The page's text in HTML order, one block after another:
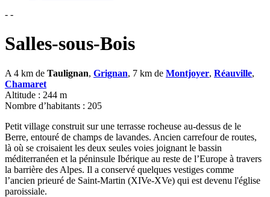
- -
Salles-sous-Bois
A 4 km de Taulignan, Grignan, 7 km de Montjoyer, Réauville,
Chamaret
Altitude : 244 m
Nombre d’habitants : 205
Petit village construit sur une terrasse rocheuse au-dessus de le
Berre, entouré de champs de lavandes. Ancien carrefour de routes,
là où se croisaient les deux seules voies joignant le bassin
méditerranéen et la péninsule Ibérique au reste de l’Europe à travers
la barrière des Alpes. Il a conservé quelques vestiges comme
l’ancien prieuré de Saint-Martin (XIVe-XVe) qui est devenu l'église
paroissiale.